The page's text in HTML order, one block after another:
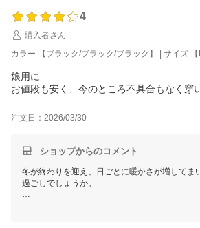
4
購入者さん
カラー:【ブラック/ブラック/ブラック】 | サイズ:【
娘用に
お値段も安く、今のところ不具合もなく穿
注文日：2026/03/30
ショップからのコメント
冬が終わりを迎え、日ごとに暖かさが増してま
過ごしでしょうか。
この度はレビューをご投稿いただき、誠にあり